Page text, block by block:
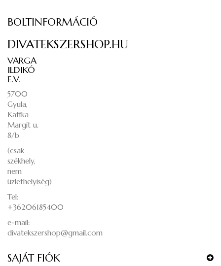
BOLTINFORMÁCIÓ
DIVATEKSZERSHOP.HU
VARGA
ILDIKÓ
E.V.
5700
Gyula,
Kaffka
Margit u.
8/b
(csak
székhely,
nem
üzlethelyiség)
Tel:
+36206185400
e-mail:
divatekszershop@gmail.com
SAJÁT FIÓK